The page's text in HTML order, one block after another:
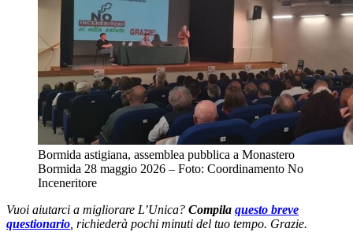
Bormida astigiana, assemblea pubblica a Monastero
Bormida 28 maggio 2026 – Foto: Coordinamento No
Inceneritore
Vuoi aiutarci a migliorare L’Unica? Compila questo breve
questionario , richiederà pochi minuti del tuo tempo. Grazie.